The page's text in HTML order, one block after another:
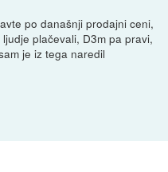
po današnji prodajni ceni,
plačevali, D3m pa pravi,
je iz tega naredil